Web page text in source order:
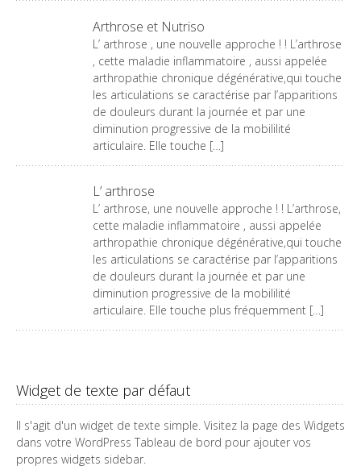
Arthrose et Nutriso
L’ arthrose , une nouvelle approche ! ! L’arthrose
, cette maladie inflammatoire , aussi appelée
arthropathie chronique dégénérative,qui touche
les articulations se caractérise par l’apparitions
de douleurs durant la journée et par une
diminution progressive de la mobililité
articulaire. Elle touche […]
L’ arthrose
L’ arthrose, une nouvelle approche ! ! L’arthrose,
cette maladie inflammatoire , aussi appelée
arthropathie chronique dégénérative,qui touche
les articulations se caractérise par l’apparitions
de douleurs durant la journée et par une
diminution progressive de la mobililité
articulaire. Elle touche plus fréquemment […]
Widget de texte par défaut
Il s'agit d'un widget de texte simple. Visitez la page des Widgets
dans votre WordPress Tableau de bord pour ajouter vos
propres widgets sidebar.